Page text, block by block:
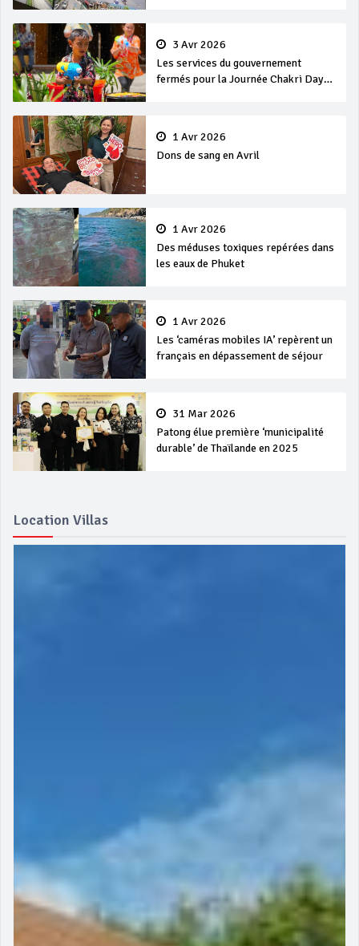
3 Avr 2026
Les services du gouvernement
fermés pour la Journée Chakri Day
1 Avr 2026
Dons de sang en Avril
1 Avr 2026
Des méduses toxiques repérées dans
les eaux de Phuket
1 Avr 2026
Les ‘caméras mobiles IA’ repèrent un
français en dépassement de séjour
31 Mar 2026
Patong élue première ‘municipalité
durable’ de Thaïlande en 2025
Location Villas